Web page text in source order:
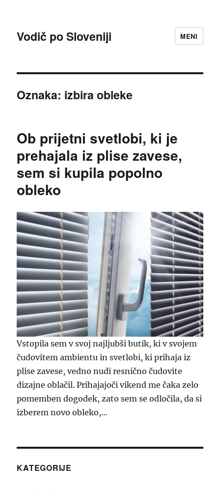
Vodič po Sloveniji MENI
Oznaka: izbira obleke
Ob prijetni svetlobi, ki je
prehajala iz plise zavese,
sem si kupila popolno
obleko
Vstopila sem v svoj najljubši butik, ki v svojem
čudovitem ambientu in svetlobi, ki prihaja iz
plise zavese, vedno nudi resnično čudovite
dizajne oblačil. Prihajajoči vikend me čaka zelo
pomemben dogodek, zato sem se odločila, da si
izberem novo obleko,…
KATEGORIJE